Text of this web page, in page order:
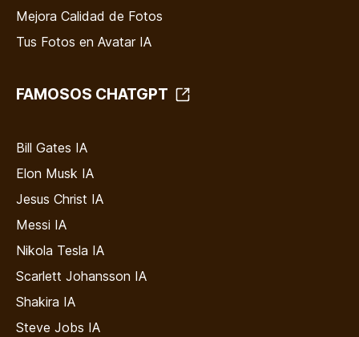
Mejora Calidad de Fotos
Tus Fotos en Avatar IA
FAMOSOS CHATGPT
Bill Gates IA
Elon Musk IA
Jesus Christ IA
Messi IA
Nikola Tesla IA
Scarlett Johansson IA
Shakira IA
Steve Jobs IA